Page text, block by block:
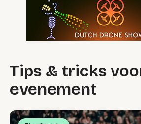
Tips & tricks
evenement